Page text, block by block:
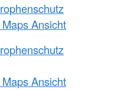
Ansicht
Ansicht